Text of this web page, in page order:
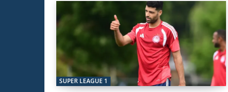
SUPER LEAGUE 1